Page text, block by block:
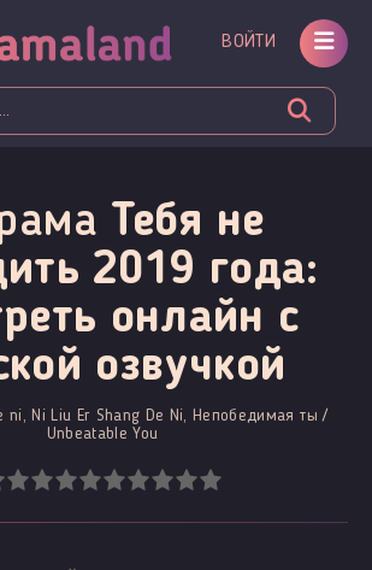
ВОЙТИ
Тебя не
2019 года:
онлайн c
озвучкой
ni, Ni Liu Er Shang De Ni, Непобедимая ты /
Unbeatable You